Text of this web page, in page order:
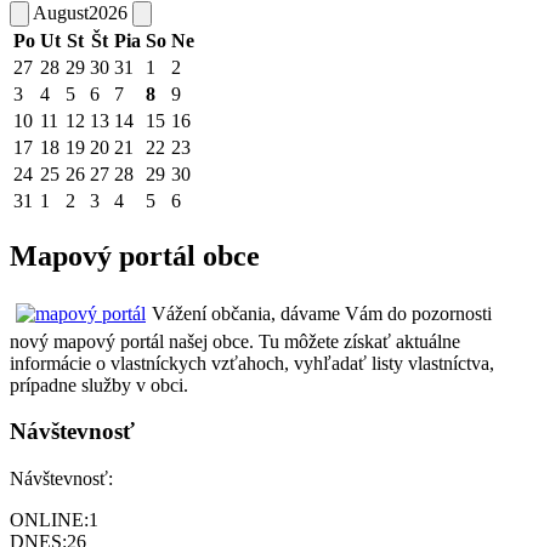
August2026
Po Ut St Št Pia So Ne
27 28 29 30 31 1
2
3
4 5 6 7 8
9
10 11 12 13 14 15 16
17 18 19 20 21 22 23
24 25 26 27 28 29 30
31 1 2 3 4 5 6
Mapový portál obce
Vážení občania, dávame Vám do pozornosti
nový mapový portál našej obce. Tu môžete získať aktuálne
informácie o vlastníckych vzťahoch, vyhľadať listy vlastníctva,
prípadne služby v obci.
Návštevnosť
Návštevnosť:
ONLINE:1
DNES:26